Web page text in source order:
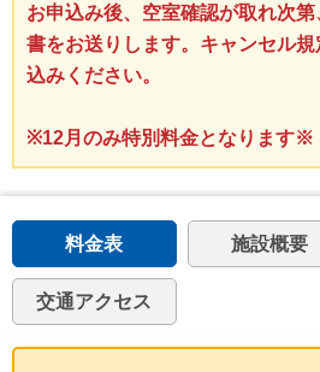
お申込み後、空室確認が取れ次
書をお送りします。キャンセル
込みください。
※12月のみ特別料金となります※
料金表 施設概要
交通アクセス